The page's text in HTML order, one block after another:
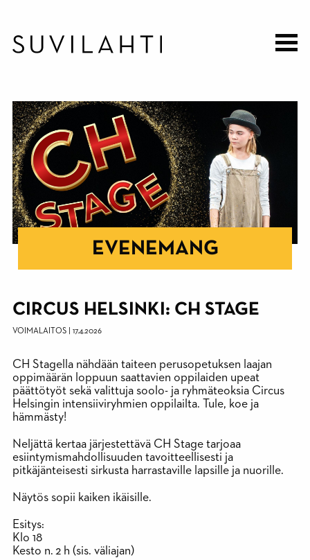
huvudinnehåll
EVENEMANG
CIRCUS HELSINKI: CH STAGE
VOIMALAITOS 17.4.2026
CH Stagella nähdään taiteen perusopetuksen laajan
oppimäärän loppuun saattavien oppilaiden upeat
päättötyöt sekä valittuja soolo- ja ryhmäteoksia Circus
Helsingin intensiiviryhmien oppilailta. Tule, koe ja
hämmästy!
Neljättä kertaa järjestettävä CH Stage tarjoaa
esiintymismahdollisuuden tavoitteellisesti ja
pitkäjänteisesti sirkusta harrastaville lapsille ja nuorille.
Näytös sopii kaiken ikäisille.
Esitys:
K lo 18
Kesto n. 2 h (sis. väliajan)